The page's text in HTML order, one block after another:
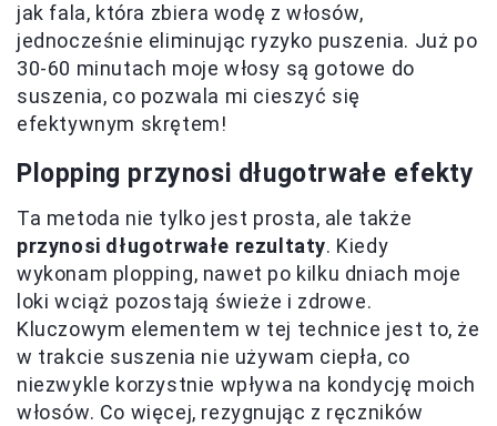
jak fala, która zbiera wodę z włosów,
jednocześnie eliminując ryzyko puszenia. Już po
30-60 minutach moje włosy są gotowe do
suszenia, co pozwala mi cieszyć się
efektywnym skrętem!
Plopping przynosi długotrwałe efekty
Ta metoda nie tylko jest prosta, ale także
przynosi długotrwałe rezultaty. Kiedy
wykonam plopping, nawet po kilku dniach moje
loki wciąż pozostają świeże i zdrowe.
Kluczowym elementem w tej technice jest to, że
w trakcie suszenia nie używam ciepła, co
niezwykle korzystnie wpływa na kondycję moich
włosów. Co więcej, rezygnując z ręczników